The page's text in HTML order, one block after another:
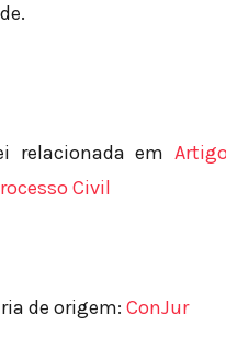
relacionada em
Civil
de origem: ConJur